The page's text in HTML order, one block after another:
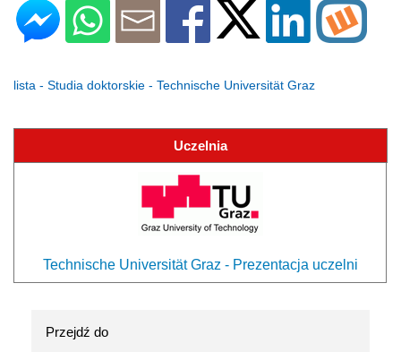
lista - Studia doktorskie - Technische Universität Graz
Uczelnia
Technische Universität Graz - Prezentacja uczelni
Przejdź do